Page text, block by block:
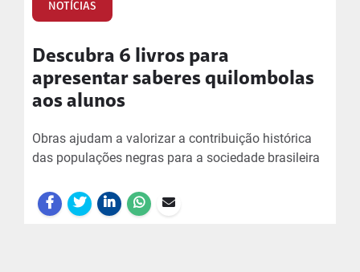
NOTÍCIAS
Descubra 6 livros para
apresentar saberes quilombolas
aos alunos
Obras ajudam a valorizar a contribuição histórica
das populações negras para a sociedade brasileira